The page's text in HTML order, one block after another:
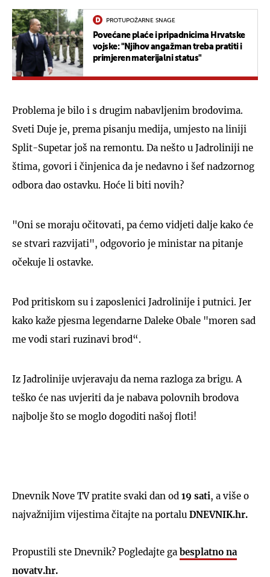
PROTUPOŽARNE SNAGE
Povećane plaće i pripadnicima Hrvatske
vojske: "Njihov angažman treba pratiti i
primjeren materijalni status"
Problema je bilo i s drugim nabavljenim brodovima.
Sveti Duje je, prema pisanju medija, umjesto na liniji
Split-Supetar još na remontu. Da nešto u Jadroliniji ne
štima, govori i činjenica da je nedavno i šef nadzornog
odbora dao ostavku. Hoće li biti novih?
"Oni se moraju očitovati, pa ćemo vidjeti dalje kako će
se stvari razvijati", odgovorio je ministar na pitanje
očekuje li ostavke.
Pod pritiskom su i zaposlenici Jadrolinije i putnici. Jer
kako kaže pjesma legendarne Daleke Obale "moren sad
me vodi stari ruzinavi brod“.
Iz Jadrolinije uvjeravaju da nema razloga za brigu. A
teško će nas uvjeriti da je nabava polovnih brodova
najbolje što se moglo dogoditi našoj floti!
Dnevnik Nove TV pratite svaki dan od 19 sati, a više o
najvažnijim vijestima čitajte na portalu DNEVNIK.hr.
Propustili ste Dnevnik? Pogledajte ga besplatno na
novatv.hr.